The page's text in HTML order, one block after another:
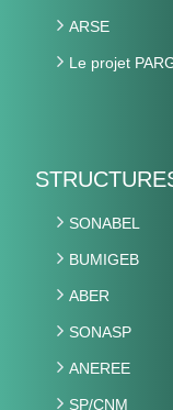
ARSE
Le projet
SONABEL
BUMIGEB
ABER
SONASP
ANEREE
SP/CNM